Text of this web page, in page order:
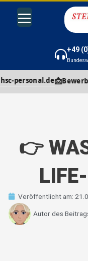
Zum
Inhalt
springen
+49
📩Bewerber?
👉
Veröffentlicht am:
Autor des